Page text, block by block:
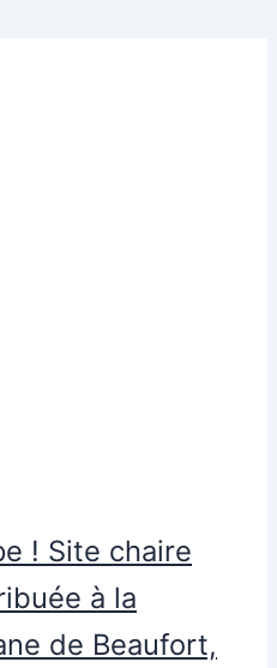
! Site chaire
à la
de Beaufort,